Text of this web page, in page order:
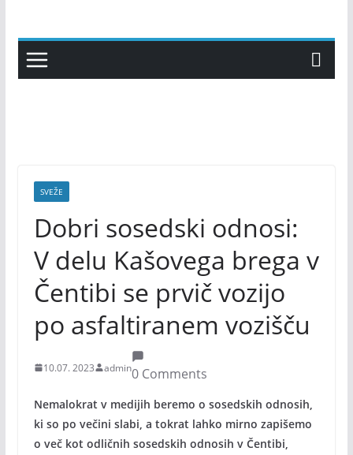
content
SVEŽE
Dobri sosedski odnosi:
V delu Kašovega brega v
Čentibi se prvič vozijo
po asfaltiranem vozišču
10.07. 2023 admin0 Comments
Nemalokrat v medijih beremo o sosedskih odnosih,
ki so po večini slabi, a tokrat lahko mirno zapišemo
o več kot odličnih sosedskih odnosih v Čentibi,